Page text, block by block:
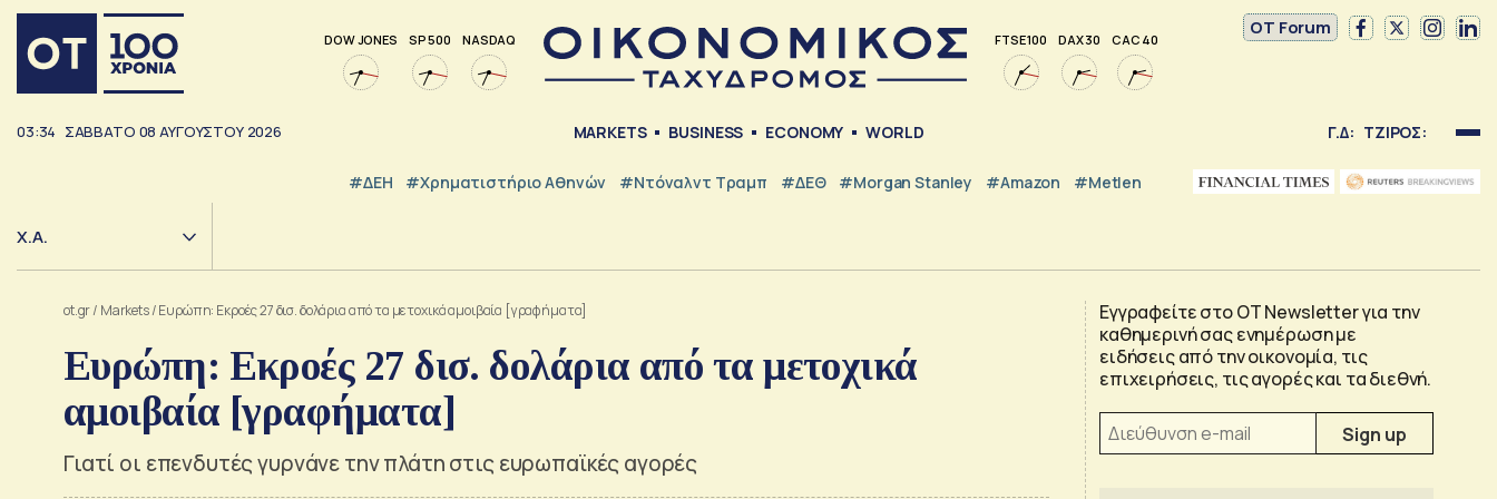
DOW JONES SP 500 NASDAQ FTSE 100 DAX 30 CAC 40
OT Forum
03:34 ΣΑΒΒΑΤΟ 08 ΑΥΓΟΥΣΤΟΥ 2026 MARKETS BUSINESS ECONOMY WORLD Γ.Δ: ΤΖΙΡΟΣ:
#ΔΕΗ #Χρηματιστήριο Αθηνών #Ντόναλντ Τραμπ #ΔΕΘ #Morgan Stanley #Amazon #Metlen
Χ.Α.
ot.gr/ Markets/Ευρώπη: Εκροές 27 δισ. δολάρια από τα μετοχικά αμοιβαία [γραφήματα]
Ευρώπη: Εκροές 27 δισ. δολάρια από τα μετοχικά
αμοιβαία [γραφήματα]
Γιατί οι επενδυτές γυρνάνε την πλάτη στις ευρωπαϊκές αγορές
Εγγραφείτε στο OT Newsletter για την
καθημερινή σας ενημέρωση με
ειδήσεις από την οικονομία, τις
επιχειρήσεις, τις αγορές και τα διεθνή.